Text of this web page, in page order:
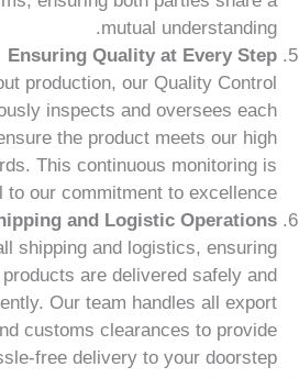
mutual understanding.
Ensuring Quality at Every Step
production, our Quality Control
inspects and oversees each
the product meets our high
This continuous monitoring is
to our commitment to excellence.
and Logistic Operations
shipping and logistics, ensuring
are delivered safely and
Our team handles all export
customs clearances to provide
free delivery to your doorstep.